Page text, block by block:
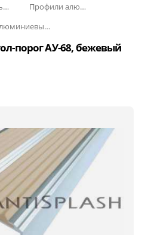
Противоскользящая защита для лестниц, профили, ленты
Профили алюминиевые с резиновой вставкой
Алюминиевый угол-порог с двойной резиновой вставкой АУ-68
порог АУ-68, бежевый